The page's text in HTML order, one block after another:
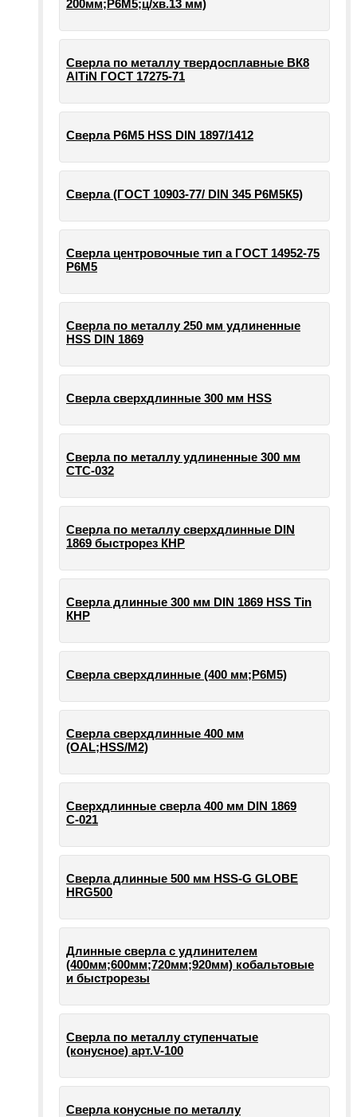
200мм;Р6М5;ц/хв.13 мм)
Сверла по металлу твердосплавные ВК8
AlTiN ГОСТ 17275-71
Сверла Р6М5 HSS DIN 1897/1412
Сверла (ГОСТ 10903-77/ DIN 345 Р6М5К5)
Сверла центровочные тип а ГОСТ 14952-75
Р6М5
Сверла по металлу 250 мм удлиненные
HSS DIN 1869
Сверла сверхдлинные 300 мм HSS
Сверла по металлу удлиненные 300 мм
СТС-032
Сверла по металлу сверхдлинные DIN
1869 быстрорез КНР
Сверла длинные 300 мм DIN 1869 HSS Tin
КНР
Сверла сверхдлинные (400 мм;Р6М5)
Сверла сверхдлинные 400 мм
(OAL;HSS/M2)
Сверхдлинные сверла 400 мм DIN 1869
С-021
Сверла длинные 500 мм HSS-G GLOBE
HRG500
Длинные сверла с удлинителем
(400мм;600мм;720мм;920мм) кобальтовые
и быстрорезы
Сверла по металлу ступенчатые
(конусное) арт.V-100
Сверла конусные по металлу